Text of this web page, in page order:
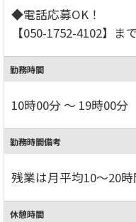
◆電話応募OK！
【050-1752-4102】ま
勤務時間
10時00分 ～ 19時00分
勤務時間備考
残業は月平均10～20
休憩時間